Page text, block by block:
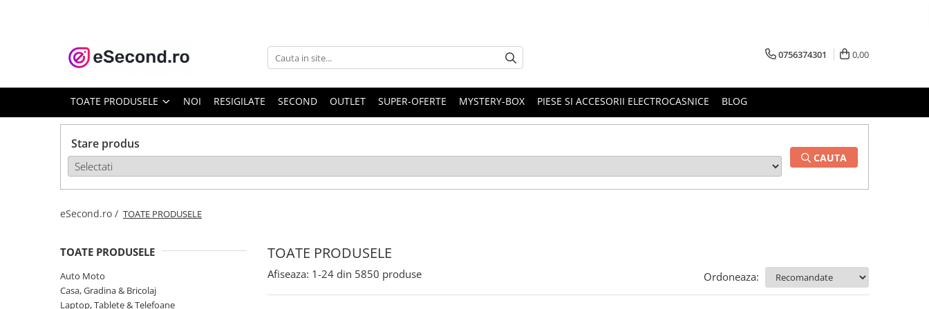
TOATE PRODUSELE
Accesorii Auto
Echipamente pentru Atelier
Electronice Auto
Reparatii si echipamente auto
Casa, Gradina & Bricolaj
Accesorii usi
Bucatarie & Servire
0756374301 0,00
TOATE PRODUSELE NOI RESIGILATE SECOND OUTLET SUPER-OFERTE MYSTERY-BOX PIESE SI ACCESORII ELECTROCASNICE BLOG
Stare produs
CAUTA
eSecond.ro / TOATE PRODUSELE
TOATE PRODUSELE
TOATE PRODUSELE
Auto Moto
Casa, Gradina & Bricolaj
Laptop, Tablete & Telefoane
Afiseaza: 1-24 din 5850 produse Ordoneaza: